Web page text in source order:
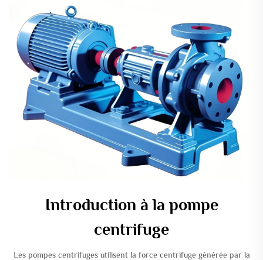
Introduction à la pompe
centrifuge
Les pompes centrifuges utilisent la force centrifuge générée par la